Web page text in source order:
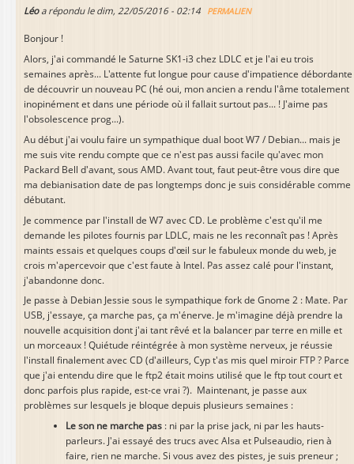
Léoa répondu le dim, 22/05/2016 - 02:14 PERMALIEN
Bonjour !
Alors, j'ai commandé le Saturne SK1-i3 chez LDLC et je l'ai eu trois
semaines après... L'attente fut longue pour cause d'impatience débordante
de découvrir un nouveau PC (hé oui, mon ancien a rendu l'âme totalement
inopinément et dans une période où il fallait surtout pas... ! J'aime pas
l'obsolescence prog...).
Au début j'ai voulu faire un sympathique dual boot W7 / Debian... mais je
me suis vite rendu compte que ce n'est pas aussi facile qu'avec mon
Packard Bell d'avant, sous AMD. Avant tout, faut peut-être vous dire que
ma debianisation date de pas longtemps donc je suis considérable comme
débutant.
Je commence par l'install de W7 avec CD. Le problème c'est qu'il me
demande les pilotes fournis par LDLC, mais ne les reconnaît pas ! Après
maints essais et quelques coups d'œil sur le fabuleux monde du web, je
crois m'apercevoir que c'est faute à Intel. Pas assez calé pour l'instant,
j'abandonne donc.
Je passe à Debian Jessie sous le sympathique fork de Gnome 2 : Mate. Par
USB, j'essaye, ça marche pas, ça m'énerve. Je m'imagine déjà prendre la
nouvelle acquisition dont j'ai tant rêvé et la balancer par terre en mille et
un morceaux ! Quiétude réintégrée à mon système nerveux, je réussie
l'install finalement avec CD (d'ailleurs, Cyp t'as mis quel miroir FTP ? Parce
que j'ai entendu dire que le ftp2 était moins utilisé que le ftp tout court et
donc parfois plus rapide, est-ce vrai ?). Maintenant, je passe aux
problèmes sur lesquels je bloque depuis plusieurs semaines :
Le son ne marche pas : ni par la prise jack, ni par les hauts-
parleurs. J'ai essayé des trucs avec Alsa et Pulseaudio, rien à
faire, rien ne marche. Si vous avez des pistes, je suis preneur ;